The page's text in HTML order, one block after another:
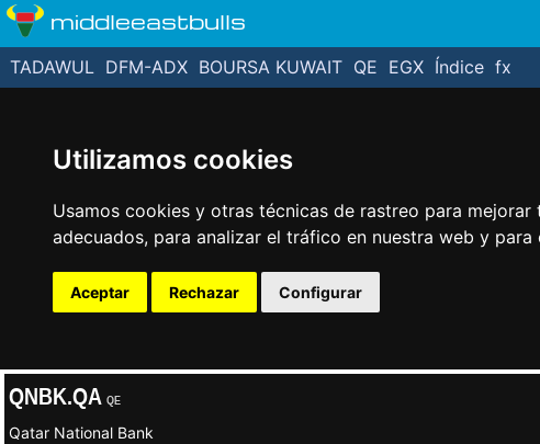
Utilizamos cookies
Usamos cookies y otras técnicas de rastreo para
adecuados, para analizar el tráfico en nuestra web y
Aceptar Rechazar Configurar
middleeastbulls
TADAWUL DFM-ADX BOURSA KUWAIT QE EGX Índice fx
QNBK.QA QE
Qatar National Bank